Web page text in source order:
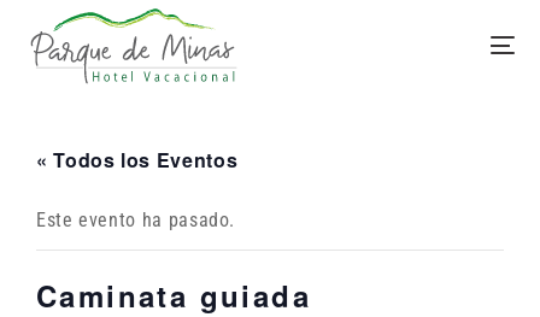
« Todos los Eventos
Este evento ha pasado.
Caminata guiada